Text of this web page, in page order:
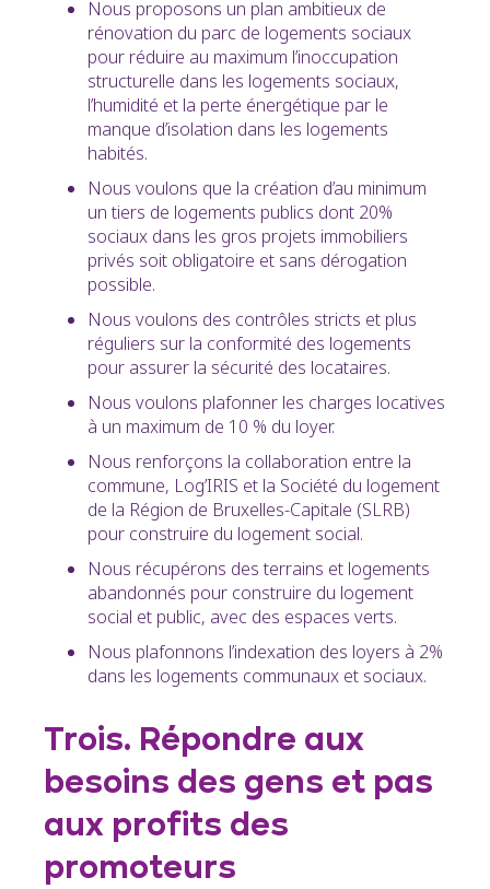
Nous proposons un plan ambitieux de
rénovation du parc de logements sociaux
pour réduire au maximum l’inoccupation
structurelle dans les logements sociaux,
l’humidité et la perte énergétique par le
manque d’isolation dans les logements
habités.
Nous voulons que la création d’au minimum
un tiers de logements publics dont 20%
sociaux dans les gros projets immobiliers
privés soit obligatoire et sans dérogation
possible.
Nous voulons des contrôles stricts et plus
réguliers sur la conformité des logements
pour assurer la sécurité des locataires.
Nous voulons plafonner les charges locatives
à un maximum de 10 % du loyer.
Nous renforçons la collaboration entre la
commune, Log’IRIS et la Société du logement
de la Région de Bruxelles-Capitale (SLRB)
pour construire du logement social.
Nous récupérons des terrains et logements
abandonnés pour construire du logement
social et public, avec des espaces verts.
Nous plafonnons l’indexation des loyers à 2%
dans les logements communaux et sociaux.
Trois. Répondre aux
besoins des gens et pas
aux profits des
promoteurs